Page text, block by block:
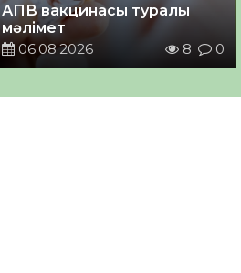
АПВ вакцинасы туралы
мәлімет
06.08.2026
8 0